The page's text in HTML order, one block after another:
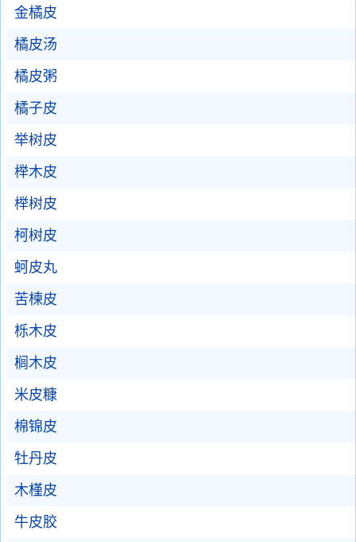
金橘皮
橘皮汤
橘皮粥
橘子皮
举树皮
榉木皮
榉树皮
柯树皮
蚵皮丸
苦楝皮
栎木皮
榈木皮
米皮糠
棉锦皮
牡丹皮
木槿皮
牛皮胶